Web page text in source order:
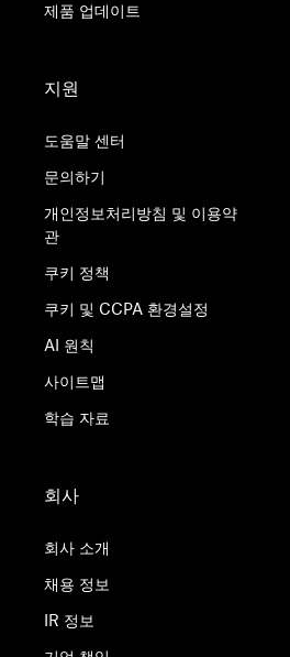
제품 업데이트
지원
도움말 센터
문의하기
개인정보처리방침 및 이용약
관
쿠키 정책
쿠키 및 CCPA 환경설정
AI 원칙
사이트맵
학습 자료
회사
회사 소개
채용 정보
IR 정보